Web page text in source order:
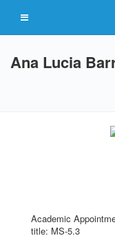
Ana Lucia
Academic
title: MS-5.3